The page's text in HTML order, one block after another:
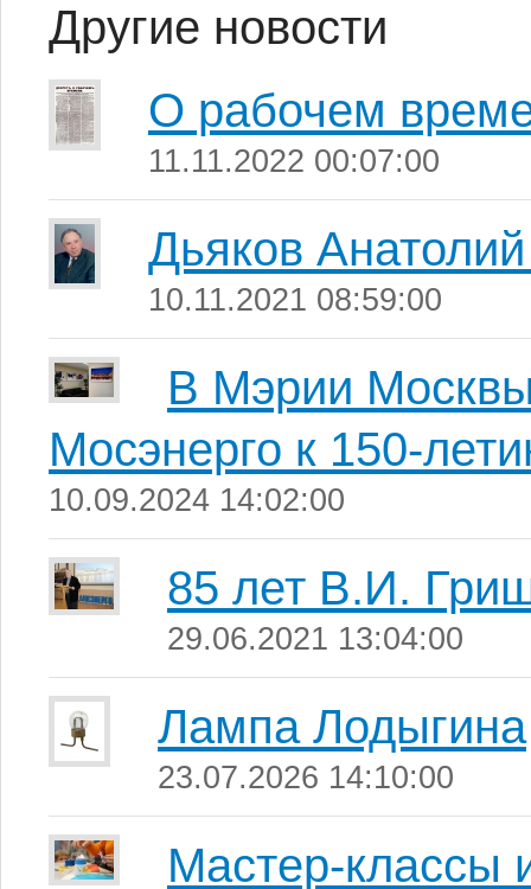
Другие новости
О рабочем
11.11.2022 00:07:00
Дьяков
10.11.2021 08:59:00
В Мэрии
Мосэнерго к 150-
10.09.2024 14:02:00
85 лет В.И.
29.06.2021 13:04:00
Лампа Лодыгина
23.07.2026 14:10:00
Мастер-классы